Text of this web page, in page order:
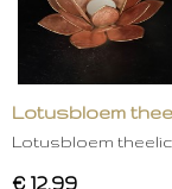
Lotusbloem
Lotusbloem
€ 12,99